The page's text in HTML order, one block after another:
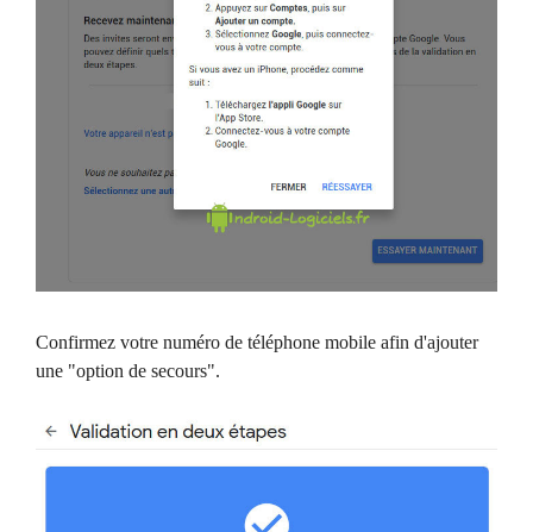
Confirmez votre numéro de téléphone mobile afin d'ajouter
une "option de secours".